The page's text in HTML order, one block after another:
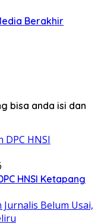
Berakhir
bisa anda isi dan
HNSI Ketapang